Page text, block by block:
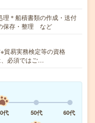
理＊船積書類の作成・送付
保存・整理 など
貿易実務検定等の資格
、必須ではご…
代 50代
60代